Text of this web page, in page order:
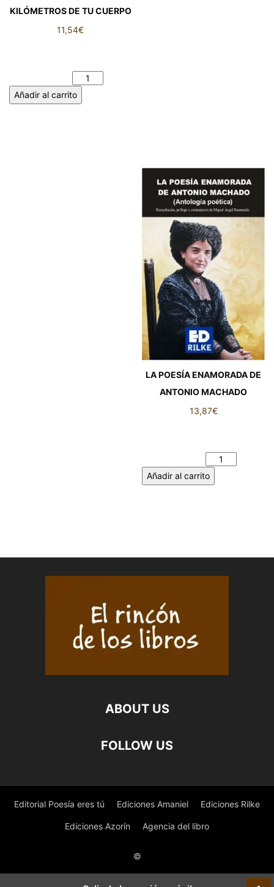
KILÓMETROS DE TU CUERPO
11,54€
Añadir al carrito
LA POESÍA ENAMORADA DE
ANTONIO MACHADO
13,87€
Añadir al carrito
ABOUT US
FOLLOW US
Editorial Poesía eres tú Ediciones Amaniel Ediciones Rilke
Ediciones Azorín Agencia del libro
©